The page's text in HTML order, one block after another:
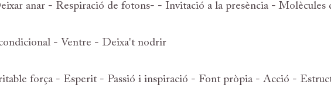
anar - Respiració de fotons- - Invitació a la presència - Molècules
- Ventre - Deixa't nodrir
força - Esperit - Passió i inspiració - Font pròpia - Acció -